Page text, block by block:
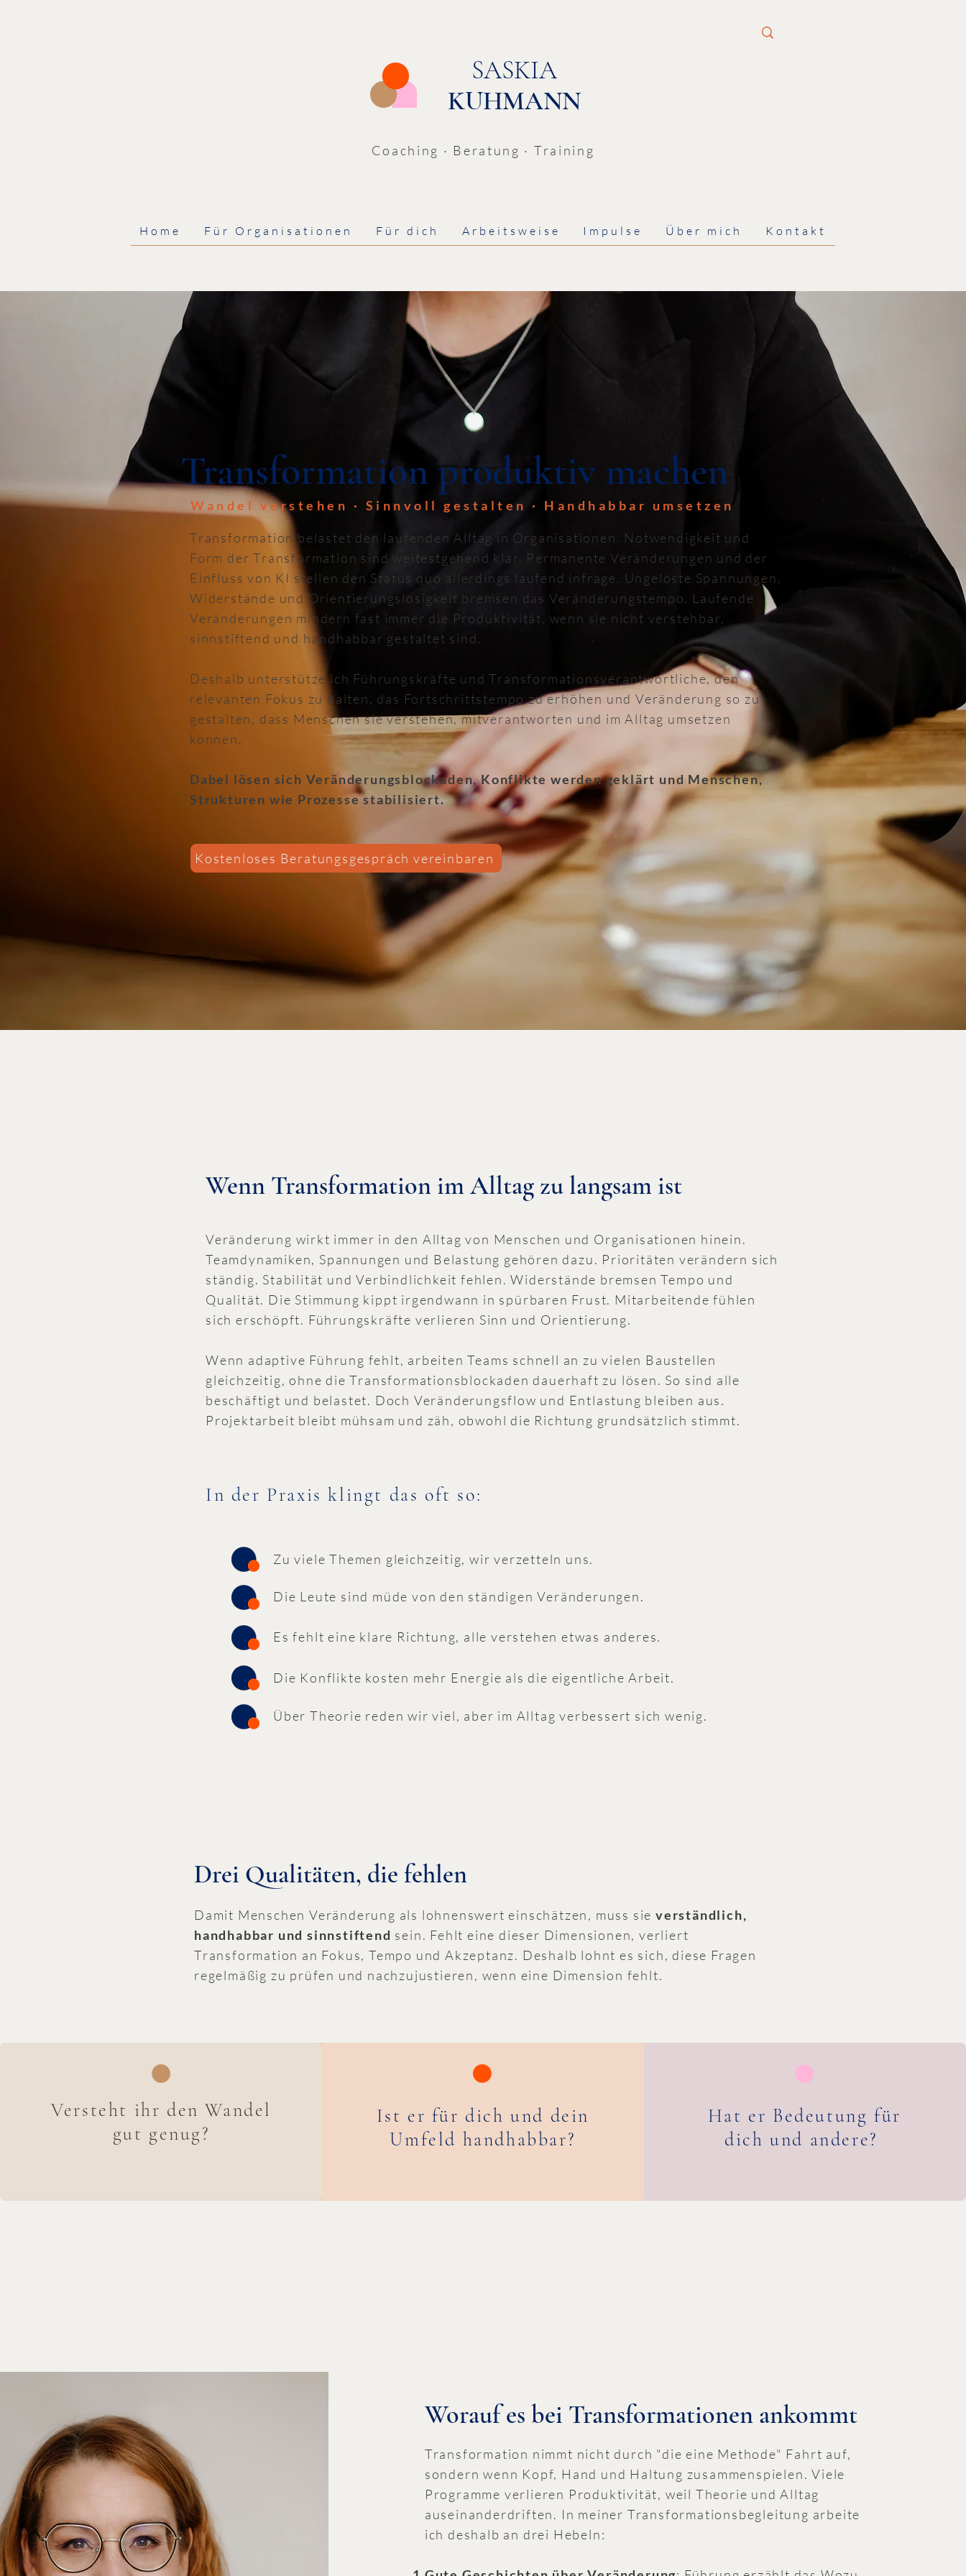
SASKIA
KUHMANN
Coaching · Beratung · Training
Home Für Organisationen Für dich Arbeitsweise Impulse Über mich Kontakt
Transformation produktiv machen
Transformation belastet den laufenden Alltag in Organisationen. Notwendigkeit und
Form der Transformation sind weitestgehend klar. Permanente Veränderungen und der
Einfluss von KI stellen den Status quo allerdings laufend infrage. Ungelöste Spannungen,
Widerstände und Orientierungslosigkeit bremsen das Veränderungstempo. Laufende
Veränderungen mindern fast immer die Produktivität, wenn sie nicht verstehbar,
sinnstiftend und handhabbar gestaltet sind.
Deshalb unterstütze ich Führungskräfte und Transformationsverantwortliche, den
relevanten Fokus zu halten, das Fortschrittstempo zu erhöhen und Veränderung so zu
gestalten, dass Menschen sie verstehen, mitverantworten und im Alltag umsetzen
können.
Dabei lösen sich Veränderungsblockaden, Konflikte werden geklärt und Menschen,
Strukturen wie Prozesse stabilisiert.
Wandel verstehen · Sinnvoll gestalten · Handhabbar umsetzen
Kostenloses Beratungsgespräch vereinbaren
Wenn Transformation im Alltag zu langsam ist
Veränderung wirkt immer in den Alltag von Menschen und Organisationen hinein.
Teamdynamiken, Spannungen und Belastung gehören dazu. Prioritäten verändern sich
ständig. Stabilität und Verbindlichkeit fehlen. Widerstände bremsen Tempo und
Qualität. Die Stimmung kippt irgendwann in spürbaren Frust. Mitarbeitende fühlen
sich erschöpft. Führungskräfte verlieren Sinn und Orientierung.
Wenn adaptive Führung fehlt, arbeiten Teams schnell an zu vielen Baustellen
gleichzeitig, ohne die Transformationsblockaden dauerhaft zu lösen. So sind alle
beschäftigt und belastet. Doch Veränderungsflow und Entlastung bleiben aus.
Projektarbeit bleibt mühsam und zäh, obwohl die Richtung grundsätzlich stimmt.
In der Praxis klingt das oft so:
Zu viele Themen gleichzeitig, wir verzetteln uns.​
Die Leute sind müde von den ständigen Veränderungen.
Es fehlt eine klare Richtung, alle verstehen etwas anderes.
Die Konflikte kosten mehr Energie als die eigentliche Arbeit.
Über Theorie reden wir viel, aber im Alltag verbessert sich wenig.
Drei Qualitäten, die fehlen
Damit Menschen Veränderung als lohnenswert einschätzen, muss sieverständlich,
handhabbar und sinnstiftend sein. Fehlt eine dieser Dimensionen, verliert
Transformation an Fokus, Tempo und Akzeptanz. Deshalb lohnt es sich, diese Fragen
regelmäßig zu prüfen und nachzujustieren, wenn eine Dimension fehlt.
Versteht ihr den Wandel
gut genug?
Ist er für dich und dein
Umfeld handhabbar?
Hat er Bedeutung für
dich und andere?
Worauf es bei Transformationen ankommt
Transformation nimmt nicht durch "die eine Methode" Fahrt auf,
sondern wenn Kopf, Hand und Haltung zusammenspielen. Viele
Programme verlieren Produktivität, weil Theorie und Alltag
auseinanderdriften. In meiner Transformationsbegleitung arbeite
ich deshalb an drei Hebeln: